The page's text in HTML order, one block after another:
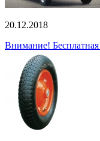
20.12.2018
Внимание!